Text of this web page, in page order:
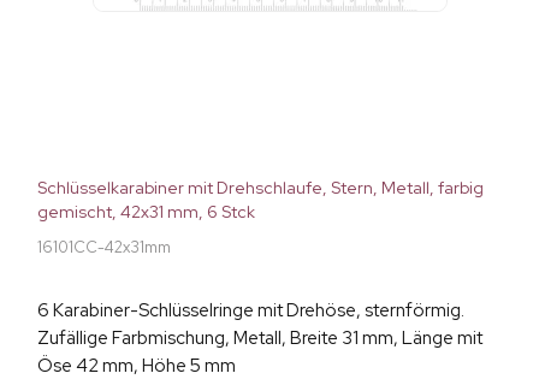
Schlüsselkarabiner mit Drehschlaufe, Stern, Metall, farbig
gemischt, 42x31 mm, 6 Stck
16101CC-42x31mm
6 Karabiner-Schlüsselringe mit Drehöse, sternförmig.
Zufällige Farbmischung, Metall, Breite 31 mm, Länge mit
Öse 42 mm, Höhe 5 mm